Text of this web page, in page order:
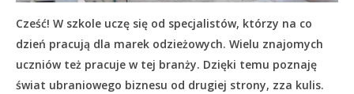
Cześć! W szkole uczę się od specjalistów, którzy na co
dzień pracują dla marek odzieżowych. Wielu znajomych
uczniów też pracuje w tej branży. Dzięki temu poznaję
świat ubraniowego biznesu od drugiej strony, zza kulis.